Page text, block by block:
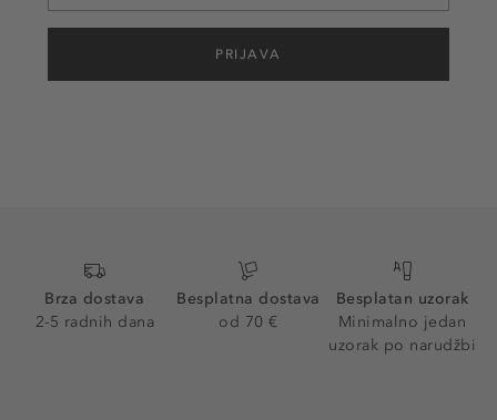
PRIJAVA
Brza dostava
2-5 radnih dana
Besplatna dostava
od 70 €
Besplatan uzorak
Minimalno jedan
uzorak po narudžbi